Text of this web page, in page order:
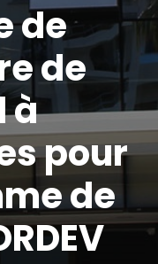
de
de
à
pour
de